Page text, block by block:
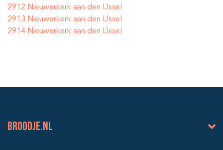
2912 Nieuwerkerk aan den IJssel
2913 Nieuwerkerk aan den IJssel
2914 Nieuwerkerk aan den IJssel
BROODJE.NL